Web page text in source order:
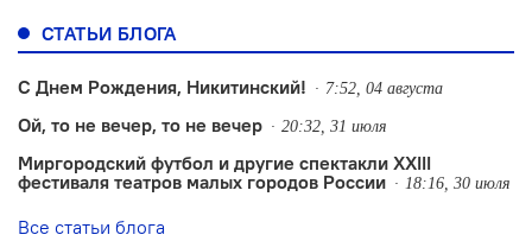
СТАТЬИ БЛОГА
С Днем Рождения, Никитинский! 7:52, 04 августа
Ой, то не вечер, то не вечер 20:32, 31 июля
Миргородский футбол и другие спектакли XXIII
фестиваля театров малых городов России
18:16, 30 июля
Все статьи блога